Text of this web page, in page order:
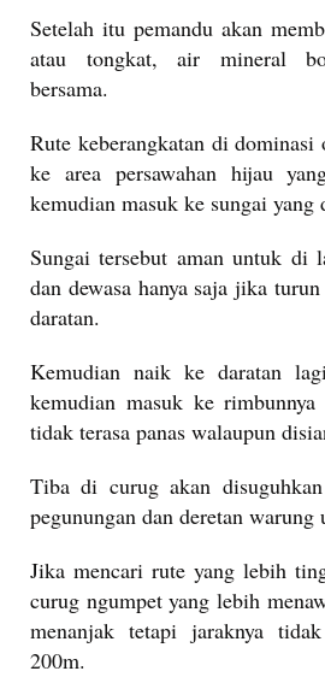
Setelah itu pemandu akan
atau tongkat, air mineral
bersama.
Rute keberangkatan di dominasi
ke area persawahan hijau
kemudian masuk ke sungai yang
Sungai tersebut aman untuk di
dan dewasa hanya saja jika
daratan.
Kemudian naik ke daratan
kemudian masuk ke rimbunnya
tidak terasa panas walaupun
Tiba di curug akan
pegunungan dan deretan warung
Jika mencari rute yang lebih
curug ngumpet yang lebih
menanjak tetapi jaraknya
200m.